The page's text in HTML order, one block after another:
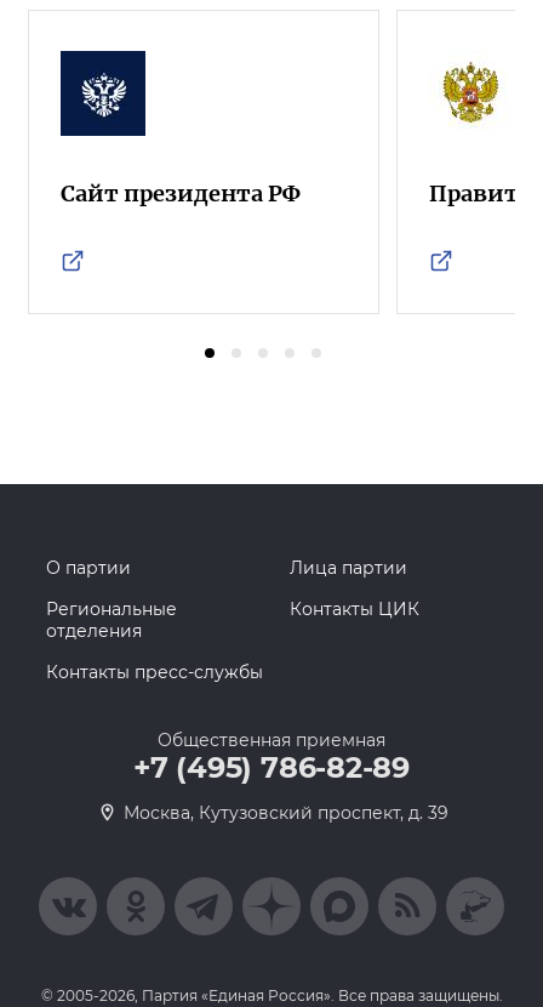
Сайт президента РФ
О партии
Лица партии
Региональные
отделения
Контакты ЦИК
Контакты пресс-службы
Общественная приемная
+7 (495) 786-82-89
Москва, Кутузовский проспект, д. 39
© 2005-2026, Партия «Единая Россия». Все права защищены.